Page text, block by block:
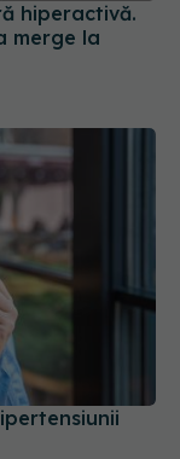
hiperactivă.
merge la